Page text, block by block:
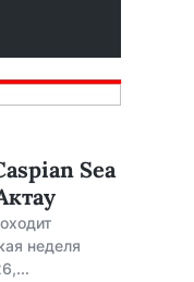
Sea
неделя